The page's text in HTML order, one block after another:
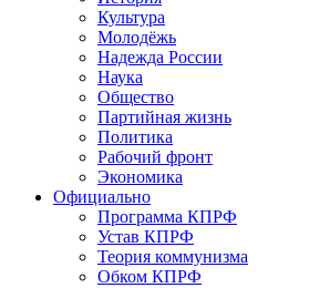
Культура
Молодёжь
Надежда России
Наука
Общество
Партийная жизнь
Политика
Рабочий фронт
Экономика
Официально
Программа КПРФ
Устав КПРФ
Теория коммунизма
Обком КПРФ